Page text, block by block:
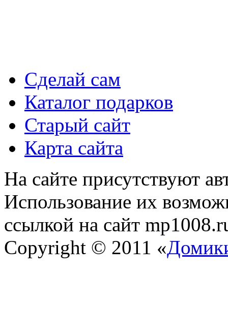
Сделай сам
Каталог подарков
Старый сайт
Карта сайта
На сайте присутствуют
Использование их
ссылкой на сайт
Copyright © 2011 «